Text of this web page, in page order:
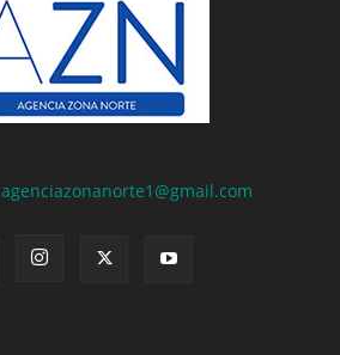
agenciazonanorte1@gmail.com